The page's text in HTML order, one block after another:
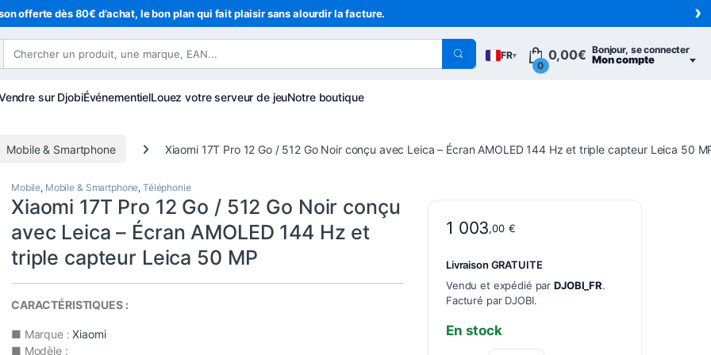
offerte dès 80€ d’achat, le bon plan qui fait plaisir sans alourdir la facture. ›
FR▾ Bonjour, se connecter
Mon compte
0
0,00€
sur DjobiÉvénementielLouez votre serveur de jeuNotre boutique
Mobile & Smartphone Xiaomi 17T Pro 12 Go / 512 Go Noir conçu avec Leica – Écran AMOLED 144 Hz et triple capteur Leica 50
Mobile, Mobile & Smartphone, Téléphonie
Xiaomi 17T Pro 12 Go / 512 Go Noir conçu
avec Leica – Écran AMOLED 144 Hz et
triple capteur Leica 50 MP
CARACTÉRISTIQUES :
■ Marque :Xiaomi
■ Modèle :
1 003,00 €
Livraison GRATUITE
Vendu et expédié parDJOBI_FR.
Facturé par DJOBI.
En stock